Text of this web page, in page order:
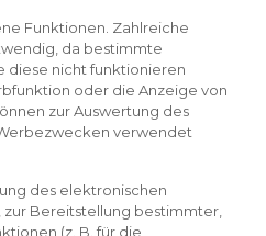
Funktionen. Zahlreiche
da bestimmte
diese nicht funktionieren
oder die Anzeige von
zur Auswertung des
verwendet
des elektronischen
Bereitstellung bestimmter,
(z. B. für die